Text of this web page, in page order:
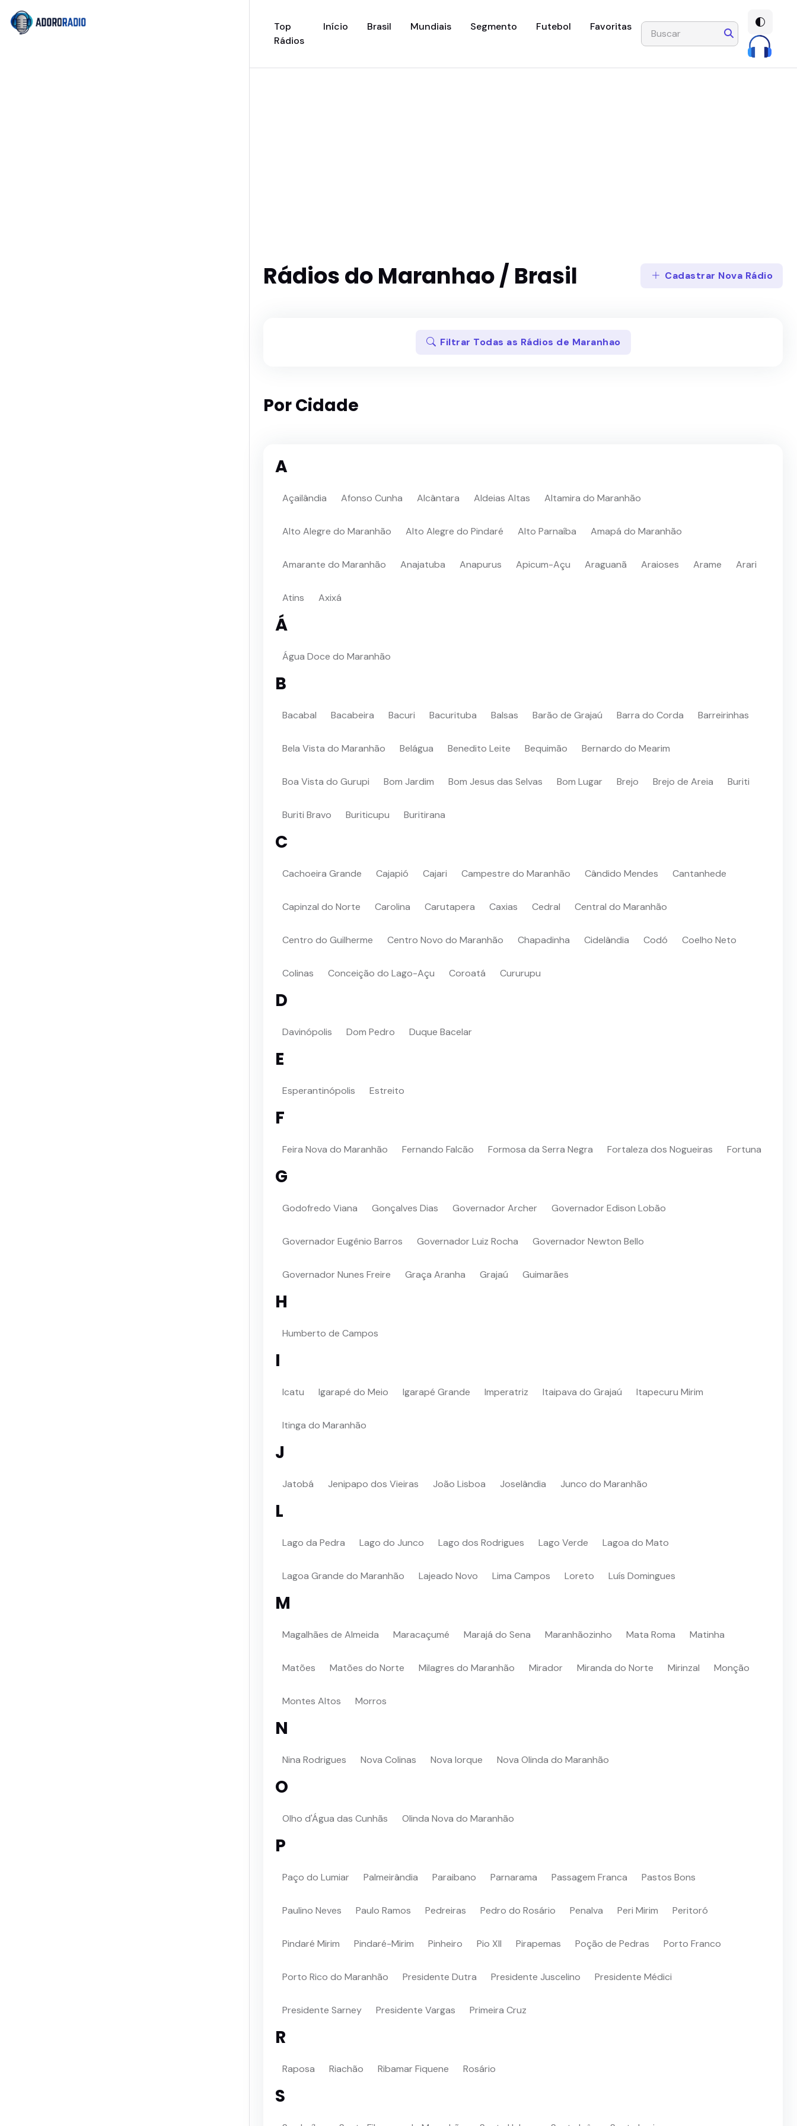
Top
Rádios
Início(current)
Brasil Mundiais Segmento Futebol Favoritas
Rádios do Maranhao / Brasil Cadastrar Nova Rádio
Filtrar Todas as Rádios de Maranhao
Por Cidade
A
Açailândia Afonso Cunha Alcântara Aldeias Altas Altamira do Maranhão
Alto Alegre do Maranhão Alto Alegre do Pindaré Alto Parnaíba Amapá do Maranhão
Amarante do Maranhão Anajatuba Anapurus Apicum-Açu Araguanã Araioses Arame Arari
Atins Axixá
Á
Água Doce do Maranhão
B
Bacabal Bacabeira Bacuri Bacurituba Balsas Barão de Grajaú Barra do Corda Barreirinhas
Bela Vista do Maranhão Belágua Benedito Leite Bequimão Bernardo do Mearim
Boa Vista do Gurupi Bom Jardim Bom Jesus das Selvas Bom Lugar Brejo Brejo de Areia Buriti
Buriti Bravo Buriticupu Buritirana
C
Cachoeira Grande Cajapió Cajari Campestre do Maranhão Cândido Mendes Cantanhede
Capinzal do Norte Carolina Carutapera Caxias Cedral Central do Maranhão
Centro do Guilherme Centro Novo do Maranhão Chapadinha Cidelândia Codó Coelho Neto
Colinas Conceição do Lago-Açu Coroatá Cururupu
D
Davinópolis Dom Pedro Duque Bacelar
E
Esperantinópolis Estreito
F
Feira Nova do Maranhão Fernando Falcão Formosa da Serra Negra Fortaleza dos Nogueiras Fortuna
G
Godofredo Viana Gonçalves Dias Governador Archer Governador Edison Lobão
Governador Eugênio Barros Governador Luiz Rocha Governador Newton Bello
Governador Nunes Freire Graça Aranha Grajaú Guimarães
H
Humberto de Campos
I
Icatu Igarapé do Meio Igarapé Grande Imperatriz Itaipava do Grajaú Itapecuru Mirim
Itinga do Maranhão
J
Jatobá Jenipapo dos Vieiras João Lisboa Joselândia Junco do Maranhão
L
Lago da Pedra Lago do Junco Lago dos Rodrigues Lago Verde Lagoa do Mato
Lagoa Grande do Maranhão Lajeado Novo Lima Campos Loreto Luís Domingues
M
Magalhães de Almeida Maracaçumé Marajá do Sena Maranhãozinho Mata Roma Matinha
Matões Matões do Norte Milagres do Maranhão Mirador Miranda do Norte Mirinzal Monção
Montes Altos Morros
N
Nina Rodrigues Nova Colinas Nova Iorque Nova Olinda do Maranhão
O
Olho d'Água das Cunhãs Olinda Nova do Maranhão
P
Paço do Lumiar Palmeirândia Paraibano Parnarama Passagem Franca Pastos Bons
Paulino Neves Paulo Ramos Pedreiras Pedro do Rosário Penalva Peri Mirim Peritoró
Pindaré Mirim Pindaré-Mirim Pinheiro Pio XII Pirapemas Poção de Pedras Porto Franco
Porto Rico do Maranhão Presidente Dutra Presidente Juscelino Presidente Médici
Presidente Sarney Presidente Vargas Primeira Cruz
R
Raposa Riachão Ribamar Fiquene Rosário
S